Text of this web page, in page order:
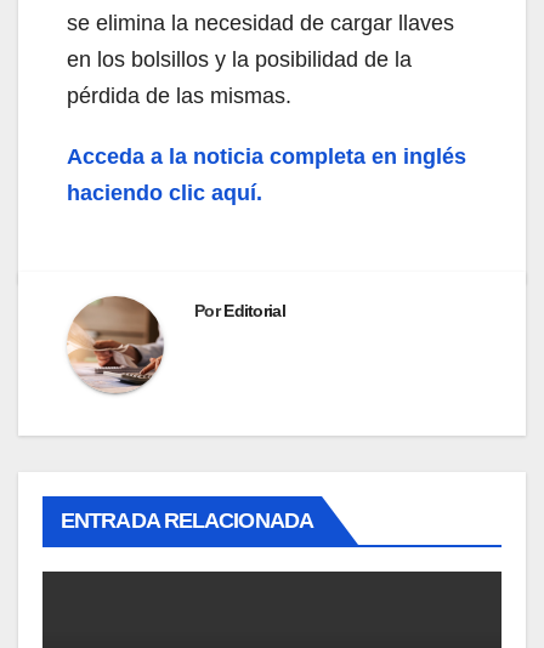
se elimina la necesidad de cargar llaves
en los bolsillos y la posibilidad de la
pérdida de las mismas.
Acceda a la noticia completa en inglés
haciendo clic aquí.
PorEditorial
ENTRADA RELACIONADA